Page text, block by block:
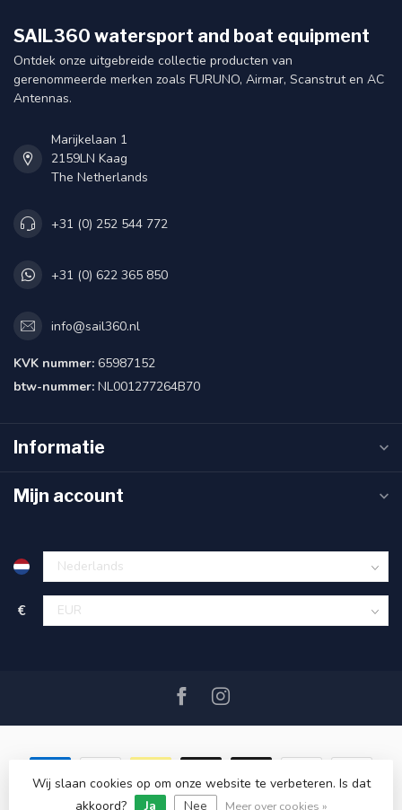
SAIL360 watersport and boat equipment
Ontdek onze uitgebreide collectie producten van
gerenommeerde merken zoals FURUNO, Airmar, Scanstrut en AC
Antennas.
Marijkelaan 1
2159LN Kaag
The Netherlands
+31 (0) 252 544 772
+31 (0) 622 365 850
info@sail360.nl
KVK nummer: 65987152
btw-nummer: NL001277264B70
Informatie
Mijn account
€
© Copyright 2026 SAIL360 watersport and boat equipment
Wij slaan cookies op om onze website te verbeteren. Is dat
akkoord?
Ja Nee Meer over cookies »